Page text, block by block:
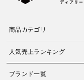
商品カテゴリ
人気売上ランキング
ブランド一覧